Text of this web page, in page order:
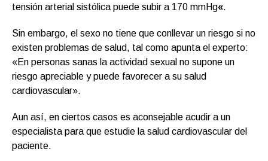
tensión arterial sistólica puede subir a 170 mmHg«.
Sin embargo, el sexo no tiene que conllevar un riesgo si no
existen problemas de salud, tal como apunta el experto:
«En personas sanas la actividad sexual no supone un
riesgo apreciable y puede favorecer a su salud
cardiovascular».
Aun así, en ciertos casos es aconsejable acudir a un
especialista para que estudie la salud cardiovascular del
paciente.